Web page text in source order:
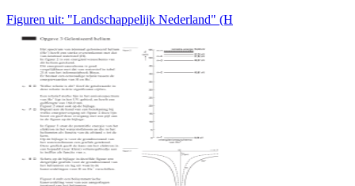
Figuren uit: "Landschappelijk Nederland" (H